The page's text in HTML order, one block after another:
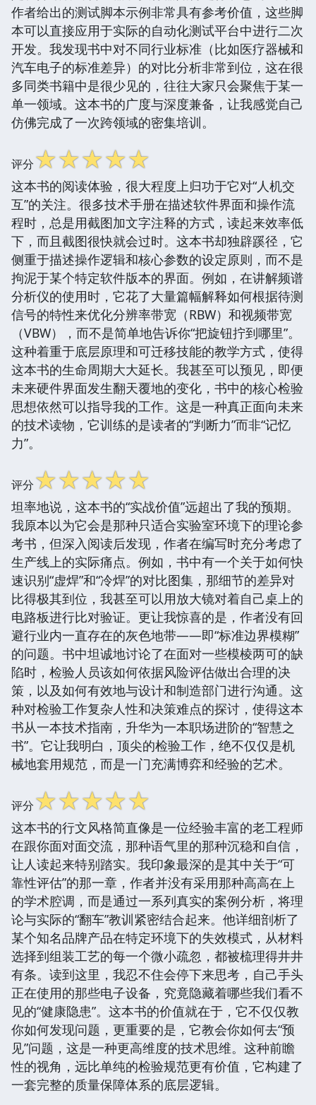
作者给出的测试脚本示例非常具有参考价值，这些脚
本可以直接应用于实际的自动化测试平台中进行二次
开发。我发现书中对不同行业标准（比如医疗器械和
汽车电子的标准差异）的对比分析非常到位，这在很
多同类书籍中是很少见的，往往大家只会聚焦于某一
单一领域。这本书的广度与深度兼备，让我感觉自己
仿佛完成了一次跨领域的密集培训。
评分☆☆☆☆☆
这本书的阅读体验，很大程度上归功于它对“人机交
互”的关注。很多技术手册在描述软件界面和操作流
程时，总是用截图加文字注释的方式，读起来效率低
下，而且截图很快就会过时。这本书却独辟蹊径，它
侧重于描述操作逻辑和核心参数的设定原则，而不是
拘泥于某个特定软件版本的界面。例如，在讲解频谱
分析仪的使用时，它花了大量篇幅解释如何根据待测
信号的特性来优化分辨率带宽（RBW）和视频带宽
（VBW），而不是简单地告诉你“把旋钮拧到哪里”。
这种着重于底层原理和可迁移技能的教学方式，使得
这本书的生命周期大大延长。我甚至可以预见，即便
未来硬件界面发生翻天覆地的变化，书中的核心检验
思想依然可以指导我的工作。这是一种真正面向未来
的技术读物，它训练的是读者的“判断力”而非“记忆
力”。
评分☆☆☆☆☆
坦率地说，这本书的“实战价值”远超出了我的预期。
我原本以为它会是那种只适合实验室环境下的理论参
考书，但深入阅读后发现，作者在编写时充分考虑了
生产线上的实际痛点。例如，书中有一个关于如何快
速识别“虚焊”和“冷焊”的对比图集，那细节的差异对
比得极其到位，我甚至可以用放大镜对着自己桌上的
电路板进行比对验证。更让我惊喜的是，作者没有回
避行业内一直存在的灰色地带——即“标准边界模糊”
的问题。书中坦诚地讨论了在面对一些模棱两可的缺
陷时，检验人员该如何依据风险评估做出合理的决
策，以及如何有效地与设计和制造部门进行沟通。这
种对检验工作复杂人性和决策难点的探讨，使得这本
书从一本技术指南，升华为一本职场进阶的“智慧之
书”。它让我明白，顶尖的检验工作，绝不仅仅是机
械地套用规范，而是一门充满博弈和经验的艺术。
评分☆☆☆☆☆
这本书的行文风格简直像是一位经验丰富的老工程师
在跟你面对面交流，那种语气里的那种沉稳和自信，
让人读起来特别踏实。我印象最深的是其中关于“可
靠性评估”的那一章，作者并没有采用那种高高在上
的学术腔调，而是通过一系列真实的案例分析，将理
论与实际的“翻车”教训紧密结合起来。他详细剖析了
某个知名品牌产品在特定环境下的失效模式，从材料
选择到组装工艺的每一个微小疏忽，都被梳理得井井
有条。读到这里，我忍不住会停下来思考，自己手头
正在使用的那些电子设备，究竟隐藏着哪些我们看不
见的“健康隐患”。这本书的价值就在于，它不仅仅教
你如何发现问题，更重要的是，它教会你如何去“预
见”问题，这是一种更高维度的技术思维。这种前瞻
性的视角，远比单纯的检验规范更有价值，它构建了
一套完整的质量保障体系的底层逻辑。